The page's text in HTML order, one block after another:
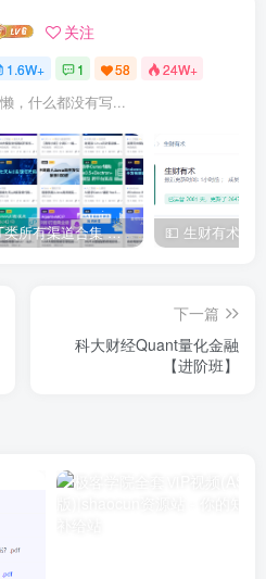
关注
1.6W+ 1 58 24W+
，什么都没有写...
IT类所有渠道合集 持续日更，目前近四千多条资源 年费用户微信私信获取权限
下一篇
科大财经Quant量化金融
【进阶班】